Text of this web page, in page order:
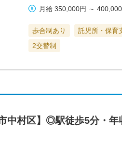
月給 350,000円 ～
歩合制あり 託児所・保育
2交替制
中村区】◎駅徒歩5分・